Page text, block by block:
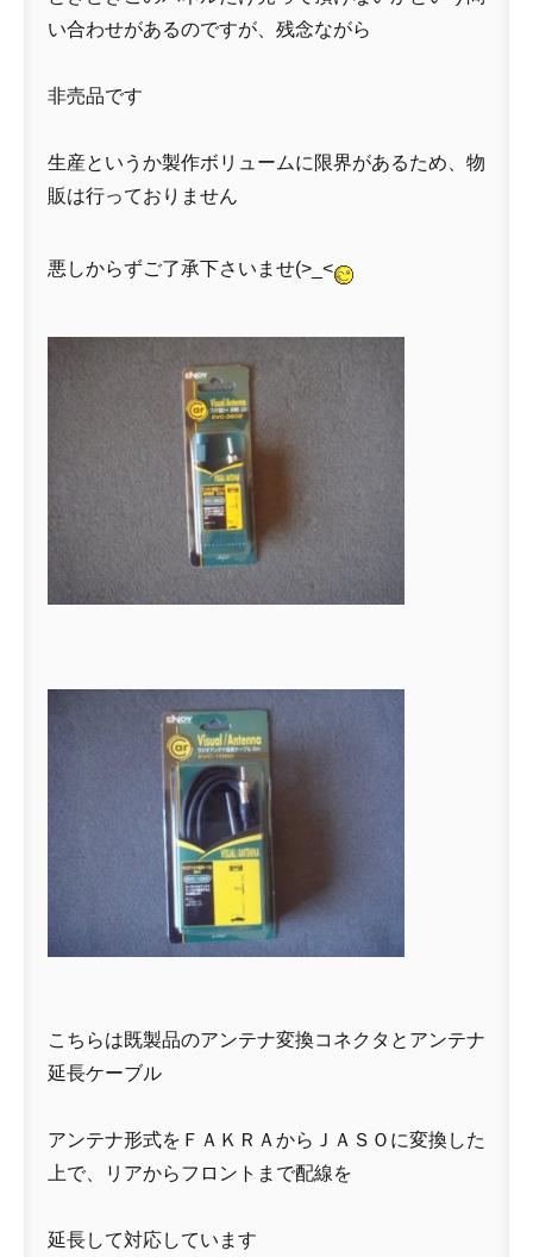
い合わせがあるのですが、残念ながら
非売品です
生産というか製作ボリュームに限界があるため、物
販は行っておりません
悪しからずご了承下さいませ(>_<
こちらは既製品のアンテナ変換コネクタとアンテナ
延長ケーブル
アンテナ形式をＦＡＫＲＡからＪＡＳＯに変換した
上で、リアからフロントまで配線を
延長して対応しています